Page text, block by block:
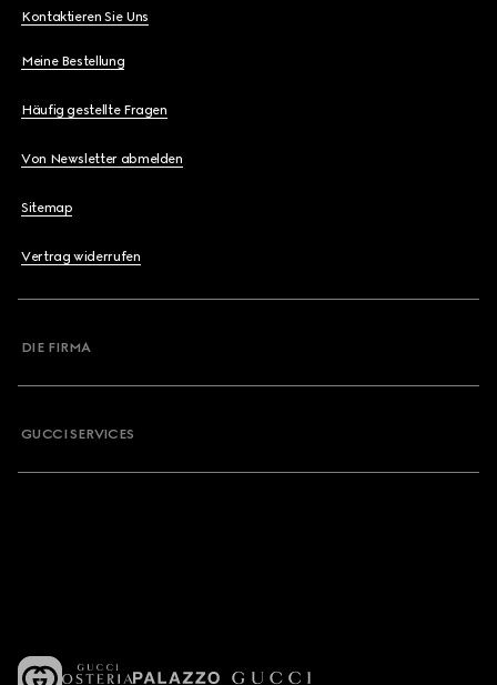
Kontaktieren Sie Uns
Meine Bestellung
Häufig gestellte Fragen
Von Newsletter abmelden
Sitemap
Vertrag widerrufen
DIE FIRMA
GUCCI SERVICES